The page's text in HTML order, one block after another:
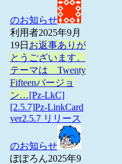
のお知らせ
利用者2025年9月
19日 お返事ありが
とうございます。
テーマは Twenty
Fifteenバージョ
ン…[Pz-LkC]
[2.5.7]Pz-LinkCard
ver2.5.7 リリース
のお知らせ
ぽぽろん2025年9